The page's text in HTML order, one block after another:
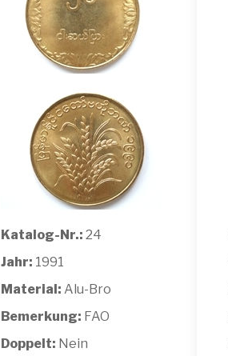
Katalog-Nr.: 24
Jahr: 1991
Material: Alu-Bro
Bemerkung: FAO
Doppelt: Nein